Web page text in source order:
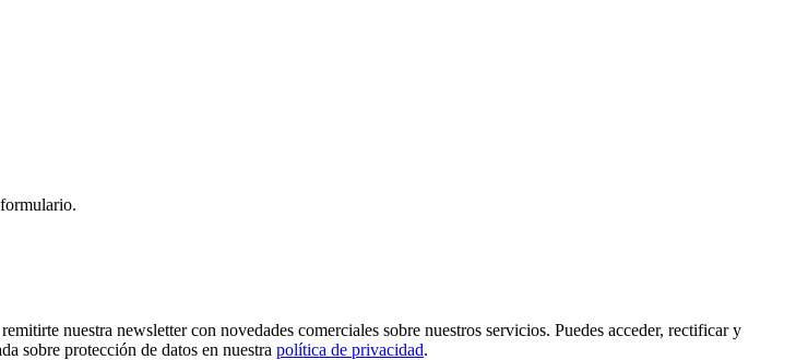
nuestra newsletter con novedades comerciales sobre nuestros servicios. Puedes acceder, rectificar y
sobre protección de datos en nuestra política de privacidad.